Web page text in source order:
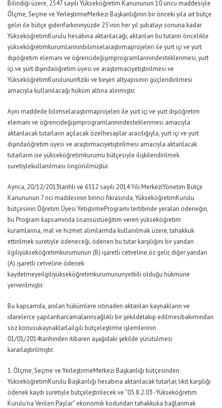
Bilindiği üzere, 2547 sayılı Yükseköğretim Kanununun 10 uncu maddesiyle
Ölçme, Seçme ve YerleştirmeMerkezi Başkanlığının bir önceki yıla ait bütçe
geliri ile bütçe giderifarkınınyüzde 25’inin her yıl şubatayı sonuna kadar
YükseköğretimKurulu hesabına aktarılacağı, aktarılan bu tutarın öncelikle
yükseköğretimkurumlarınınbilimselaraştırmaprojeleri ile yurt içi ve yurt
dışıöğretim elemanı ve öğrencideğişimprogramlarınındesteklenmesi, yurt
içi ve yurt dışındaöğretim üyesi ve araştırmacıyetiştirilmesi ve
YükseköğretimKurulununfiziki ve beşeri altyapısının güçlendirilmesi
amacıyla kullanılacağı hüküm altına alınmıştır.
Aynı maddede bilimselaraştırmaprojeleri ile yurt içi ve yurt dışıöğretim
elemanı ve öğrencideğişimprogramlarınındesteklenmesi amacıyla
aktarılacak tutarların açılacak özelhesaplar aracılığıyla, yurt içi ve yurt
dışındaöğretim üyesi ve araştırmacıyetiştirilmesi amacıyla aktarılacak
tutarların ise yükseköğretimkurumu bütçesiyle ilişkilendirilmek
suretiylekullanılması öngörülmüştür.
Ayrıca, 20/12/2013tarihli ve 6512 sayılı 2014 Yılı MerkeziYönetim Bütçe
Kanununun 7 nci maddesinin birinci fıkrasında, YükseköğretimKurulu
bütçesinin Öğretim Üyesi YetiştirmeProgramı tertibinde yeralan ödeneğin,
bu Program kapsamında lisansüstüeğitim veren yükseköğretim
kuramlarına, mal ve hizmet alımlarmda kullanılmak üzere, tahakkuk
ettirilmek suretiyle ödeneceği, ödenen bu tutar karşılığını bir yandan
ilgiliyükseköğretimkurumunun (B) işaretli cetveline öz gelir, diğer yandan
(A) işaretli cetveline ödenek
kaydetmeyeilgiliyükseköğretimkurumununyetkili olduğu hükmüne
yerverilmiştir.
Bu kapsamda, anılan hükümlere istinaden aktarılan kaynakların ve
idarelerce yapılanharcamalarınsağlıklı bir şekildetakip edilmesibakımından
söz konusukaynaklarlailgili bütçeleştirme işlemlerinin
01/01/2014tarihinden itibaren aşağıdaki şekilde yürütülmesi
kararlaştırılmıştır.
1. Ölçme, Seçme ve YerleştirmeMerkezi Başkanlığı bütçesinden
YükseköğretimKurulu Başkanlığı hesabına aktarılacak tutarlar, likit karşılığı
ödenek kaydı suretiyle bütçeleştirilecek ve “05.8.2.03- Yükseköğretim
Kurulu’na Verilen Paylar” ekonomik kodundan tahakkuka bağlanmak